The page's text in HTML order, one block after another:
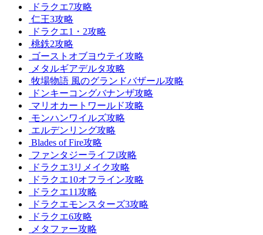
ドラクエ7攻略
仁王3攻略
ドラクエ1・2攻略
桃鉄2攻略
ゴーストオブヨウテイ攻略
メタルギアデルタ攻略
牧場物語 風のグランドバザール攻略
ドンキーコングバナンザ攻略
マリオカートワールド攻略
モンハンワイルズ攻略
エルデンリング攻略
Blades of Fire攻略
ファンタジーライフi攻略
ドラクエ3リメイク攻略
ドラクエ10オフライン攻略
ドラクエ11攻略
ドラクエモンスターズ3攻略
ドラクエ6攻略
メタファー攻略